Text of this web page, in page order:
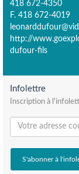
418 672-4350
F. 418 672-4019
http://
dufour-fils
Infolettre
Inscription à